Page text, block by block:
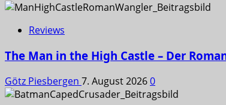
Reviews
The Man in the High Castle – Der
Götz Piesbergen 7. August 20260